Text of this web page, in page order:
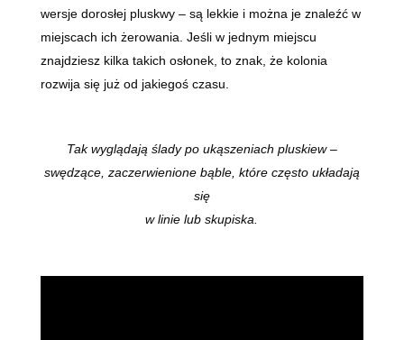
wersje dorosłej pluskwy – są lekkie i można je znaleźć w
miejscach ich żerowania. Jeśli w jednym miejscu
znajdziesz kilka takich osłonek, to znak, że kolonia
rozwija się już od jakiegoś czasu.
Tak wyglądają ślady po ukąszeniach pluskiew –
swędzące, zaczerwienione bąble, które często układają
się
w linie lub skupiska.